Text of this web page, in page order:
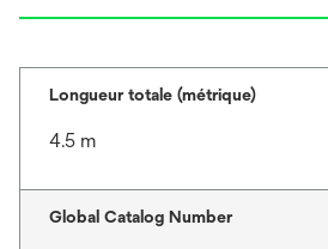
Longueur totale (métrique)
4.5 m
Global Catalog Number